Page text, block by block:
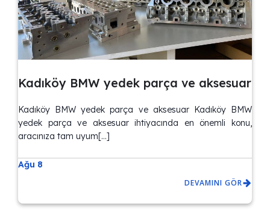
Kadıköy BMW yedek parça ve aksesuar
Kadıköy BMW yedek parça ve aksesuar Kadıköy BMW
yedek parça ve aksesuar ihtiyacında en önemli konu,
aracınıza tam uyum[…]
Ağu 8
DEVAMINI GÖR